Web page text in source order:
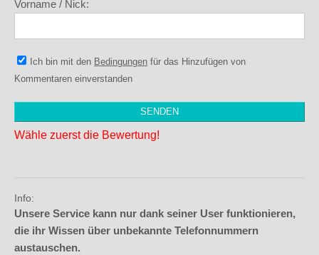
Vorname / Nick:
Ich bin mit den Bedingungen für das Hinzufügen von
Kommentaren einverstanden
Wähle zuerst die Bewertung!
Info:
Unsere Service kann nur dank seiner User funktionieren,
die ihr Wissen über unbekannte Telefonnummern
austauschen.